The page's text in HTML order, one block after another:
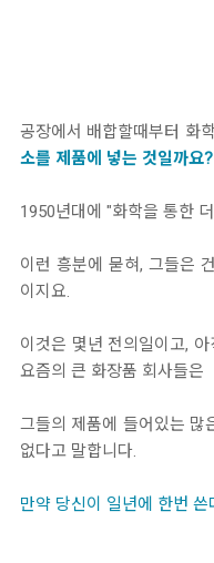
공장에서 배합할때부터 화
소를 제품에 넣는 것일까요?
1950년대에 "화학을 통한
이런 흥분에 묻혀, 그들은
이지요.
이것은 몇년 전의일이고,
요즘의 큰 화장품 회사들은
그들의 제품에 들어있는 많
없다고 말합니다.
만약 당신이 일년에 한번 쓴